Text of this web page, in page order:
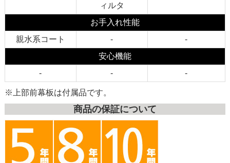
ィルタ
お手入れ性能
親水系コート
-
-
安心機能
-
- -
※上部前幕板は付属品です。
商品の保証について